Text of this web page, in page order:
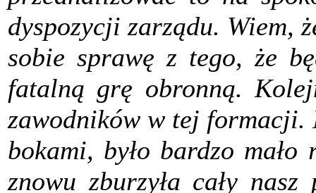
dyspozycji zarządu. Wiem,
sobie sprawę z tego, że
fatalną grę obronną.
zawodników w tej
bokami, było bardzo
znowu zburzyła cały